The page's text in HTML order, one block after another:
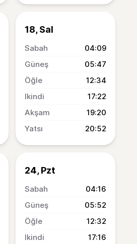
18, Sal
04:09
05:47
12:34
17:22
19:20
20:52
24, Pzt
04:16
05:52
12:32
17:16